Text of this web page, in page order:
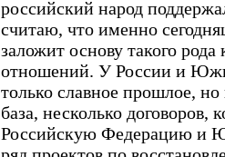
российский народ
считаю, что именно
заложит основу такого
отношений. У России и
только славное прошлое,
база, несколько договоров,
Российскую Федерацию и